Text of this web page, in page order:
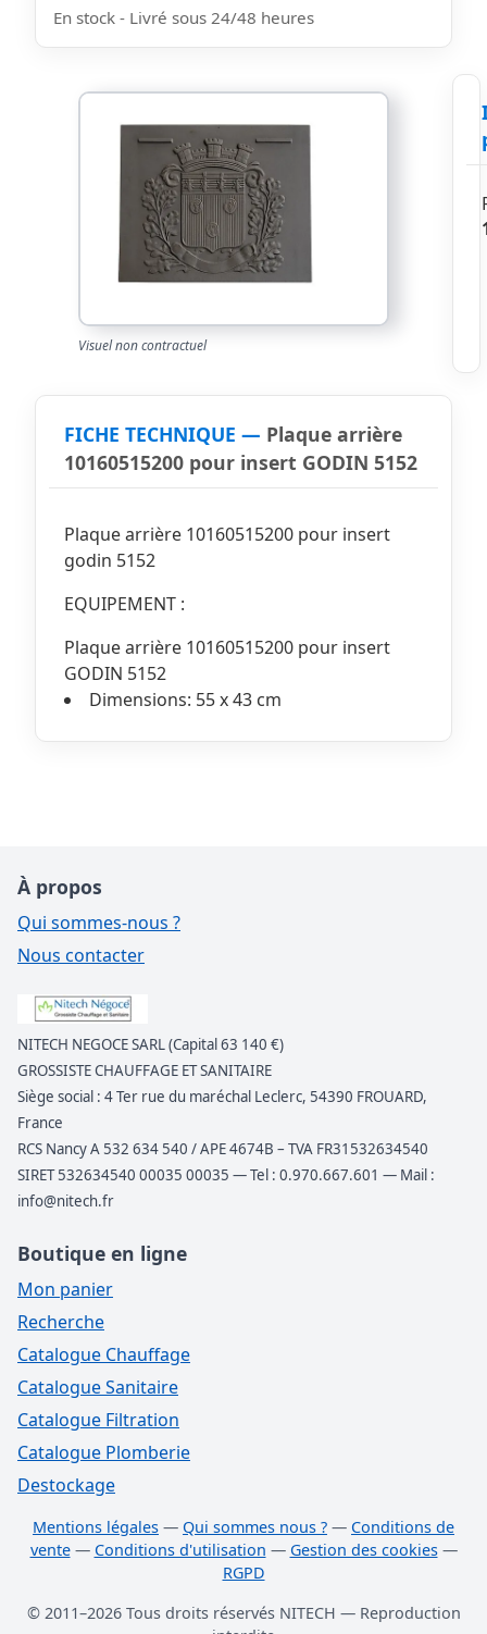
En stock - Livré sous 24/48 heures
Visuel non contractuel
FICHE TECHNIQUE — Plaque arrière
10160515200 pour insert GODIN 5152
Plaque arrière 10160515200 pour insert
godin 5152
EQUIPEMENT :
Plaque arrière 10160515200 pour insert
GODIN 5152
Dimensions: 55 x 43 cm
À propos
Qui sommes-nous ?
Nous contacter
NITECH NEGOCE SARL (Capital 63 140 €)
GROSSISTE CHAUFFAGE ET SANITAIRE
Siège social : 4 Ter rue du maréchal Leclerc, 54390 FROUARD,
France
RCS Nancy A 532 634 540 / APE 4674B – TVA FR31532634540
SIRET 532634540 00035 00035 — Tel : 0.970.667.601 — Mail :
info@nitech.fr
Boutique en ligne
Mon panier
Recherche
Catalogue Chauffage
Catalogue Sanitaire
Catalogue Filtration
Catalogue Plomberie
Destockage
Mentions légales — Qui sommes nous ? — Conditions de
vente— Conditions d'utilisation — Gestion des cookies—
RGPD
© 2011–2026 Tous droits réservés NITECH — Reproduction